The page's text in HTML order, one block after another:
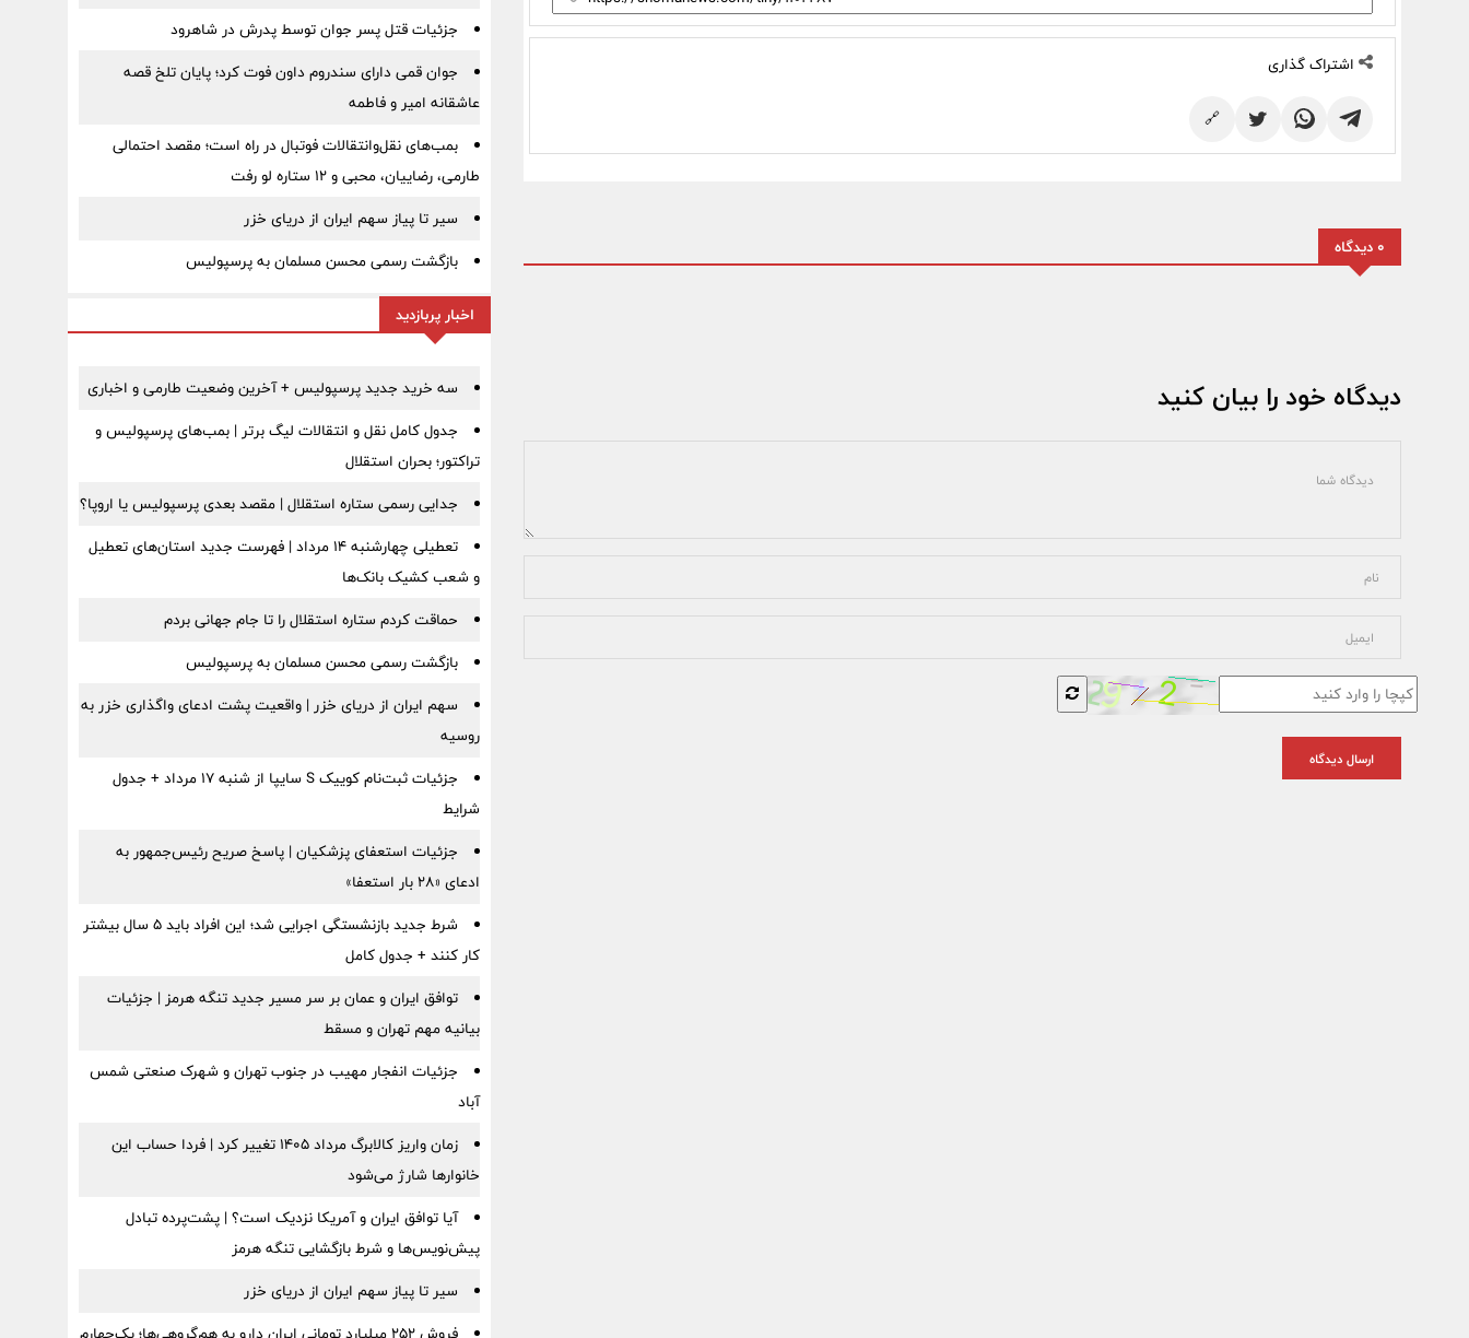
اشتراک گذاری
🔗
0 دیدگاه
دیدگاه خود را بیان کنید
ارسال دیدگاه
جزئیات قتل پسر جوان توسط پدرش در شاهرود
جوان قمی دارای سندروم داون فوت کرد؛ پایان تلخ قصه
عاشقانه امیر و فاطمه
بمب‌های نقل‌وانتقالات فوتبال در راه است؛ مقصد احتمالی
طارمی، رضاییان، محبی و ۱۲ ستاره لو رفت
سیر تا پیاز سهم ایران از دریای خزر
بازگشت رسمی محسن مسلمان به پرسپولیس
اخبار پربازدید
سه خرید جدید پرسپولیس + آخرین وضعیت طارمی و اخباری
جدول کامل نقل و انتقالات لیگ برتر | بمب‌های پرسپولیس و
تراکتور؛ بحران استقلال
جدایی رسمی ستاره استقلال | مقصد بعدی پرسپولیس یا اروپا؟
تعطیلی چهارشنبه ۱۴ مرداد | فهرست جدید استان‌های تعطیل
و شعب کشیک بانک‌ها
حماقت کردم ستاره استقلال را تا جام جهانی بردم
بازگشت رسمی محسن مسلمان به پرسپولیس
سهم ایران از دریای خزر | واقعیت پشت ادعای واگذاری خزر به
روسیه
جزئیات ثبت‌نام کوییک S سایپا از شنبه ۱۷ مرداد + جدول
شرایط
جزئیات استعفای پزشکیان | پاسخ صریح رئیس‌جمهور به
ادعای «۲۸ بار استعفا»
شرط جدید بازنشستگی اجرایی شد؛ این افراد باید ۵ سال بیشتر
کار کنند + جدول کامل
توافق ایران و عمان بر سر مسیر جدید تنگه هرمز | جزئیات
بیانیه مهم تهران و مسقط
جزئیات انفجار مهیب در جنوب تهران و شهرک صنعتی شمس
آباد
زمان واریز کالابرگ مرداد ۱۴۰۵ تغییر کرد | فردا حساب این
خانوارها شارژ می‌شود
آیا توافق ایران و آمریکا نزدیک است؟ | پشت‌پرده تبادل
پیش‌نویس‌ها و شرط بازگشایی تنگه هرمز
سیر تا پیاز سهم ایران از دریای خزر